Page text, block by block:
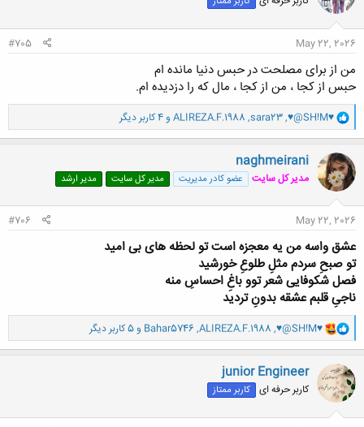
ا
May 22, 2026
#705
من از برای مصلحت در حبس دنیا مانده ام
حبس از کجا ، من از کجا ، مال که را دزدیده ام.
و
ا
ک
ن
ش
ه
ا
♥@SH!M♥
,
sara23
,
ALIREZA.F.1988 و 4 کاربر دیگر
naghmeirani
مدیر کل سایت عضو کادر مدیریت مدیر کل سایت مدیر ارشد
May 22, 2026
#706
عشق واسه من یه معجزه است تو لحظه های بی امید
تو صبحِ سردم مثلِ طلوعِ خورشید
فصل شکوفایی شعر توو باغِ احساسِ منه
ناجیِ قلبم عشقه بدونِ تردید
و
ا
ک
ن
ش
ه
:
♥@SH!M♥
,
ALIREZA.F.1988
,
Bahar5746 و 5 کاربر دیگر
junior Engineer
کاربر حرفه ای کاربر ممتاز